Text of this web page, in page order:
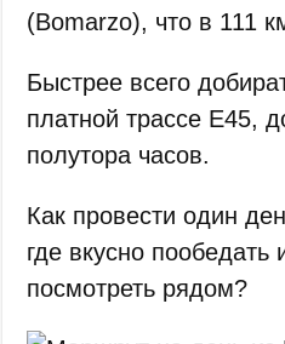
(Bomarzo), что в 111
Быстрее всего
платной трассе E45,
полутора часов.
Как провести один
где вкусно пообедать
посмотреть рядом?